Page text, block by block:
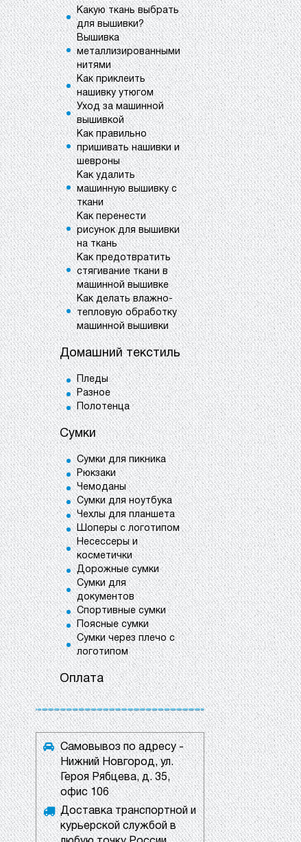
Какую ткань выбрать
для вышивки?
Вышивка
металлизированными
нитями
Как приклеить
нашивку утюгом
Уход за машинной
вышивкой
Как правильно
пришивать нашивки и
шевроны
Как удалить
машинную вышивку с
ткани
Как перенести
рисунок для вышивки
на ткань
Как предотвратить
стягивание ткани в
машинной вышивке
Как делать влажно-
тепловую обработку
машинной вышивки
Домашний текстиль
Пледы
Разное
Полотенца
Сумки
Сумки для пикника
Рюкзаки
Чемоданы
Сумки для ноутбука
Чехлы для планшета
Шоперы с логотипом
Несессеры и
косметички
Дорожные сумки
Сумки для
документов
Спортивные сумки
Поясные сумки
Сумки через плечо с
логотипом
Оплата
Самовывоз по адресу -
Нижний Новгород, ул.
Героя Рябцева, д. 35,
офис 106
Доставка транспортной и
курьерской службой в